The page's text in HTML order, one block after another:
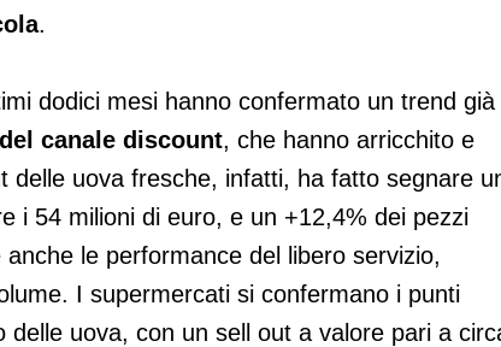
.
dodici mesi hanno confermato un trend già
canale discount, che hanno arricchito e
delle uova fresche, infatti, ha fatto segnare
i 54 milioni di euro, e un +12,4% dei pezzi
le performance del libero servizio,
I supermercati si confermano i punti
delle uova, con un sell out a valore pari a